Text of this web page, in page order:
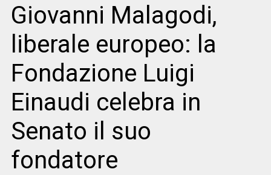
Giovanni Malagodi,
liberale europeo: la
Fondazione Luigi
Einaudi celebra in
Senato il suo
fondatore